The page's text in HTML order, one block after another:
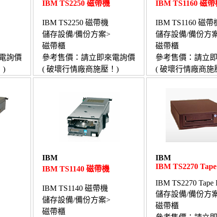
詢價
)
IBM TS2250 磁帶機
IBM TS2250 磁帶機
儲存設備/備份方案>
磁帶櫃
參考售價：請立即來電詢價
( 破壞行情廠商施壓！)
IBM TS1160 磁帶
IBM TS1160 磁帶
儲存設備/備份方
磁帶櫃
參考售價：請立
( 破壞行情廠商施
IBM
IBM TS1140 磁帶機
IBM TS1140 磁帶機
儲存設備/備份方案>
磁帶櫃
IBM
IBM TS2270
IBM TS2270 Tape
儲存設備/備份方
磁帶櫃